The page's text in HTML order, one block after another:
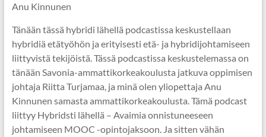
Anu Kinnunen
Tänään tässä hybridi lähellä podcastissa keskustellaan
hybridiä etätyöhön ja erityisesti etä- ja hybridijohtamiseen
liittyvistä tekijöistä. Tässä podcastissa keskustelemassa on
tänään Savonia-ammattikorkeakoulusta jatkuva oppimisen
johtaja Riitta Turjamaa, ja minä olen yliopettaja Anu
Kinnunen samasta ammattikorkeakoulusta. Tämä podcast
liittyy Hybridsti lähellä – Avaimia onnistuneeseen
johtamiseen MOOC -opintojaksoon. Ja sitten vähän